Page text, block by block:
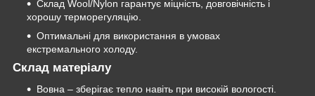
Склад Wool/Nylon гарантує міцність, довговічність і
хорошу терморегуляцію.
Оптимальні для використання в умовах
екстремального холоду.
Склад матеріалу
Вовна – зберігає тепло навіть при високій вологості.